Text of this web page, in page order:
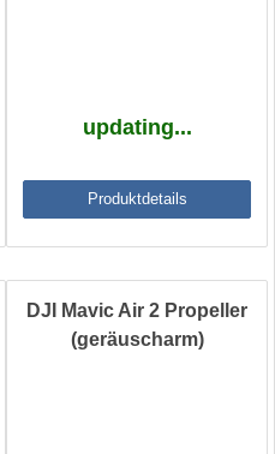
updating...
Produktdetails
DJI Mavic Air 2 Propeller
(geräuscharm)